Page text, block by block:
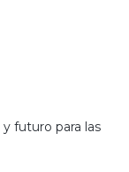
futuro para las